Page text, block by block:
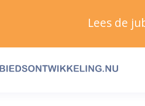
Lees de